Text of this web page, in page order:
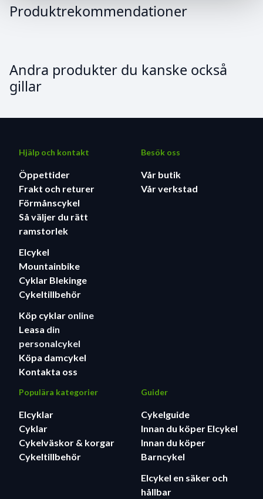
Produktrekommendationer
Andra produkter du kanske också
gillar
Hjälp och kontakt
Öppettider
Frakt och returer
Förmånscykel
Så väljer du rätt
ramstorlek
Elcykel
Mountainbike
Cyklar Blekinge
Cykeltillbehör
Köp cyklar online
Leasa din
personalcykel
Köpa damcykel
Kontakta oss
Besök oss
Vår butik
Vår verkstad
Populära kategorier
Elcyklar
Cyklar
Cykelväskor & korgar
Cykeltillbehör
Guider
Cykelguide
Innan du köper Elcykel
Innan du köper
Barncykel
Elcykel en säker och
hållbar